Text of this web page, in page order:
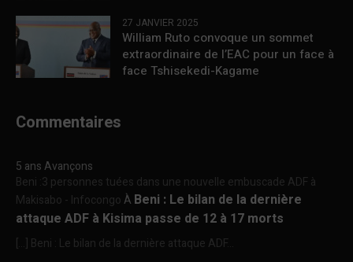
27 JANVIER 2025
William Ruto convoque un sommet
extraordinaire de l’EAC pour un face à
face Tshisekedi-Kagame
Commentaires
5 ans Avançons
Beni :3 personnes tuées dans une nouvelle embuscade ADF à
Makisabo - InfocongoÀ Beni : Le bilan de la dernière
attaque ADF à Kisima passe de 12 à 17 morts
[…] Beni : Le bilan de la dernière attaque ADF...